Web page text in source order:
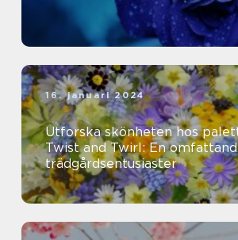
16. januari 2024
Utforska skönheten hos
Twist and Twirl: En
trädgårdsentusiaster